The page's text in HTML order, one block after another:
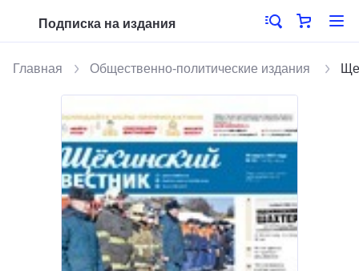
Подписка на издания
Главная Общественно-политические издания